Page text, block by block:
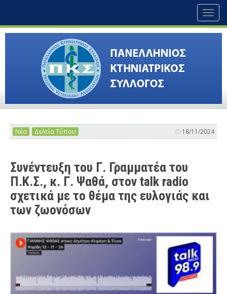
Νέα Δελτία Τύπου 18/11/2024
Συνέντευξη του Γ. Γραμματέα του
Π.Κ.Σ., κ. Γ. Ψαθά, στον talk radio
σχετικά με το θέμα της ευλογιάς και
των ζωονόσων